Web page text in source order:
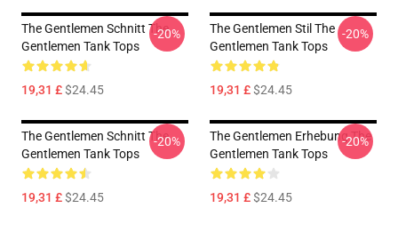
The Gentlemen Schnitt The
Gentlemen Tank Tops
19,31 £$24.45
-20%
The Gentlemen Stil The
Gentlemen Tank Tops
19,31 £$24.45
-20%
The Gentlemen Schnitt The
Gentlemen Tank Tops
19,31 £$24.45
-20%
The Gentlemen Erhebung The
Gentlemen Tank Tops
19,31 £$24.45
-20%